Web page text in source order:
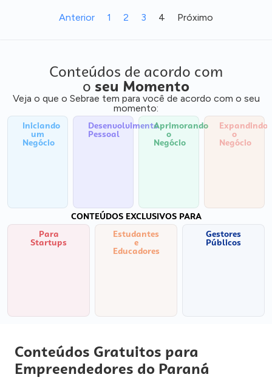
Anterior 1 2 3 4 Próximo
Conteúdos de acordo com
o seu Momento
Veja o que o Sebrae tem para você de acordo com o seu
momento:
Iniciando
um
Negócio
Desenvolvimento
Pessoal
Aprimorando
o
Negócio
Expandindo
o
Negócio
CONTEÚDOS EXCLUSIVOS PARA
Para
Startups
Estudantes
e
Educadores
Gestores
Públicos
Conteúdos Gratuitos para
Empreendedores do Paraná